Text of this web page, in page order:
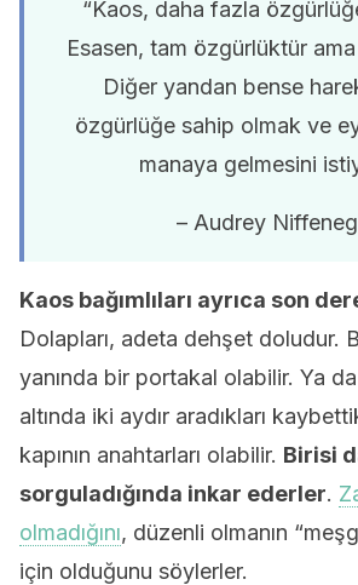
“Kaos, daha fazla
Esasen, tam özgürlüktür ama
Diğer yandan bense
özgürlüğe sahip olmak ve
manaya gelmesini
– Audrey
Kaos bağımlıları ayrıca son
Dolapları, adeta dehşet doludur.
yanında bir portakal olabilir. Ya da
altında iki aydır aradıkları
kapının anahtarları olabilir. Birisi
sorguladığında inkar ederler.
olmadığını, düzenli olmanın
için olduğunu söylerler.